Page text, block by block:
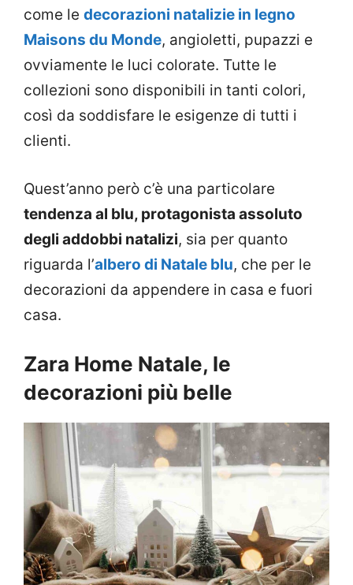
come le decorazioni natalizie in legno
Maisons du Monde, angioletti, pupazzi e
ovviamente le luci colorate. Tutte le
collezioni sono disponibili in tanti colori,
così da soddisfare le esigenze di tutti i
clienti.
Quest’anno però c’è una particolare
tendenza al blu, protagonista assoluto
degli addobbi natalizi, sia per quanto
riguarda l’albero di Natale blu, che per le
decorazioni da appendere in casa e fuori
casa.
Zara Home Natale, le
decorazioni più belle